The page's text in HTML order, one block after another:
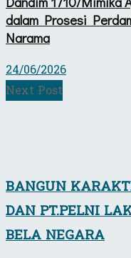
dalam Prosesi
Narama
24/06/2026
Next Post
BANGUN
DAN PT.PELNI
BELA NEGARA